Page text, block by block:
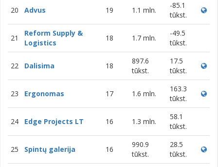
20 Advus 19 1.1 mln.
-85.1
tūkst.
21
Reform Supply &
Logistics
18 1.7 mln.
-49.5
tūkst.
22 Dalisima 18
897.6
tūkst.
17.5
tūkst.
23 Ergonomas 17 1.6 mln.
163.3
tūkst.
24 Edge Projects LT 16 1.3 mln.
58.1
tūkst.
25 Spintų galerija 16
990.9
tūkst.
28.5
tūkst.